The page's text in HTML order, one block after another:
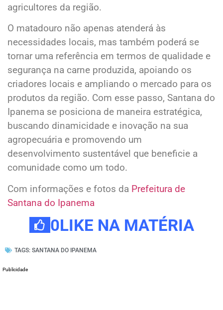
agricultores da região.
O matadouro não apenas atenderá às
necessidades locais, mas também poderá se
tornar uma referência em termos de qualidade e
segurança na carne produzida, apoiando os
criadores locais e ampliando o mercado para os
produtos da região. Com esse passo, Santana do
Ipanema se posiciona de maneira estratégica,
buscando dinamicidade e inovação na sua
agropecuária e promovendo um
desenvolvimento sustentável que beneficie a
comunidade como um todo.
Com informações e fotos da Prefeitura de
Santana do Ipanema
0LIKE NA MATÉRIA
TAGS: SANTANA DO IPANEMA
Publicidade